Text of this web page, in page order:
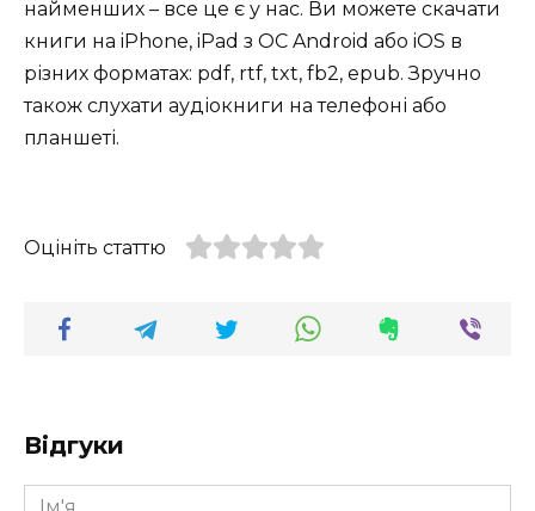
найменших – все це є у нас. Ви можете скачати
книги на iPhone, iPad з ОС Android або iOS в
різних форматах: pdf, rtf, txt, fb2, epub. Зручно
також слухати аудіокниги на телефоні або
планшеті.
Оцініть статтю
Відгуки
Ім'я